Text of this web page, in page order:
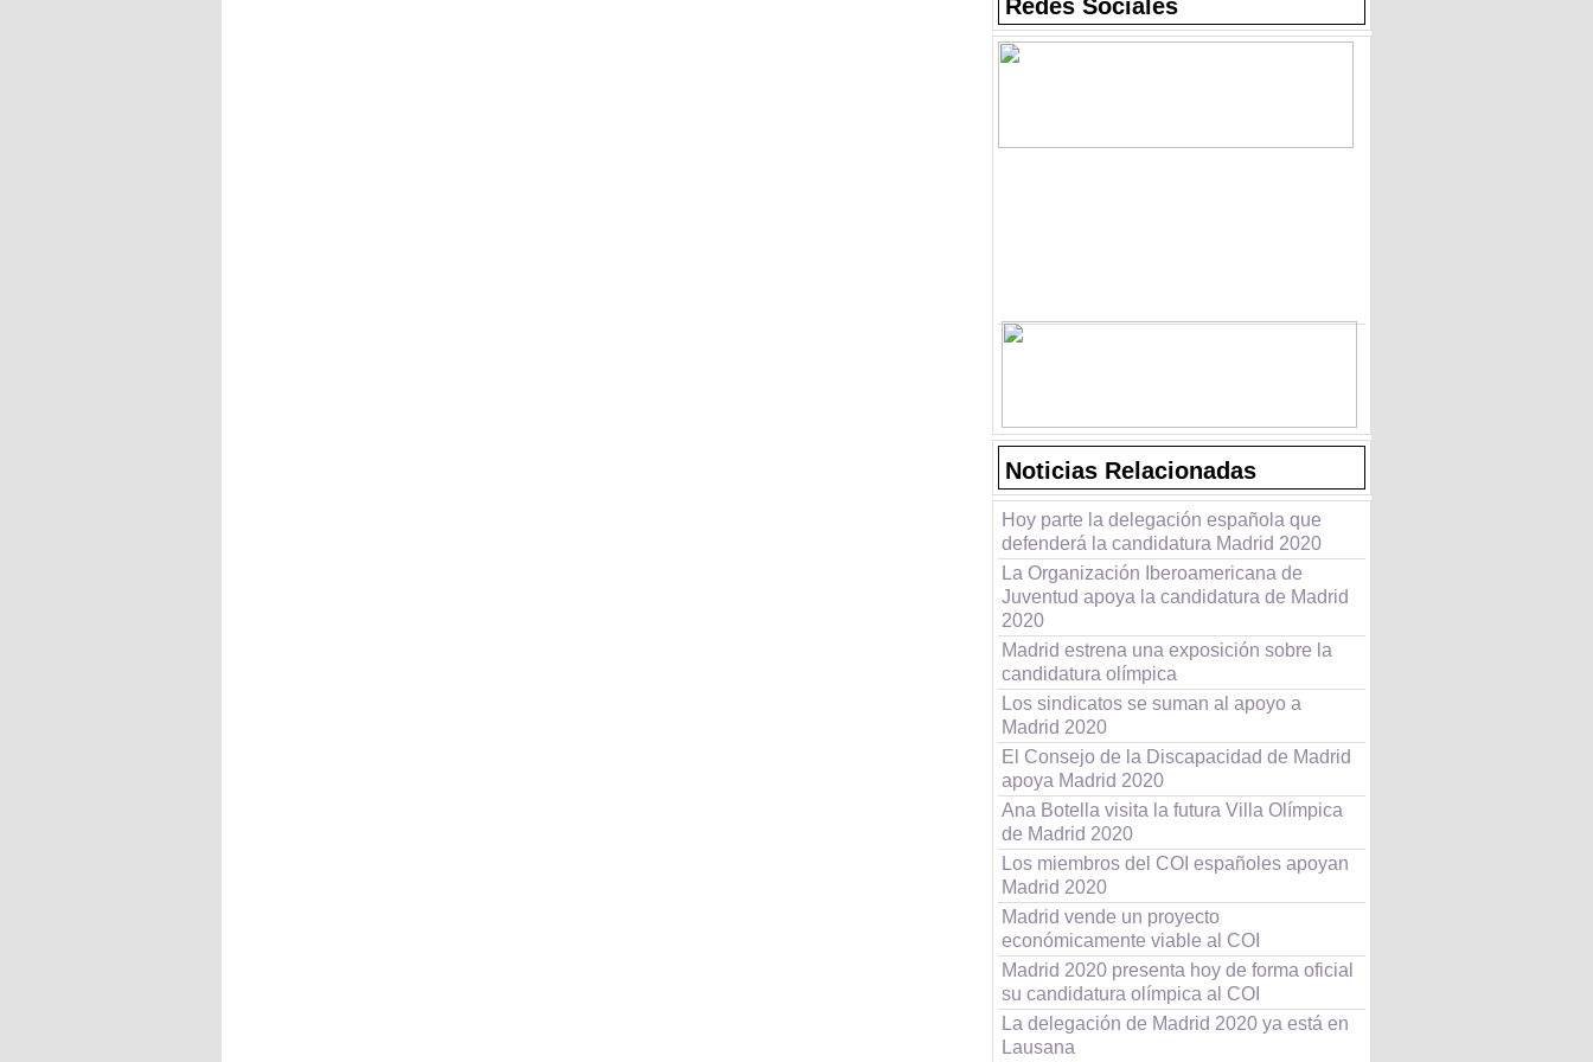
Redes Sociales
Noticias Relacionadas
Hoy parte la delegación española que
defenderá la candidatura Madrid 2020
La Organización Iberoamericana de
Juventud apoya la candidatura de Madrid
2020
Madrid estrena una exposición sobre la
candidatura olímpica
Los sindicatos se suman al apoyo a
Madrid 2020
El Consejo de la Discapacidad de Madrid
apoya Madrid 2020
Ana Botella visita la futura Villa Olímpica
de Madrid 2020
Los miembros del COI españoles apoyan
Madrid 2020
Madrid vende un proyecto
económicamente viable al COI
Madrid 2020 presenta hoy de forma oficial
su candidatura olímpica al COI
La delegación de Madrid 2020 ya está en
Lausana